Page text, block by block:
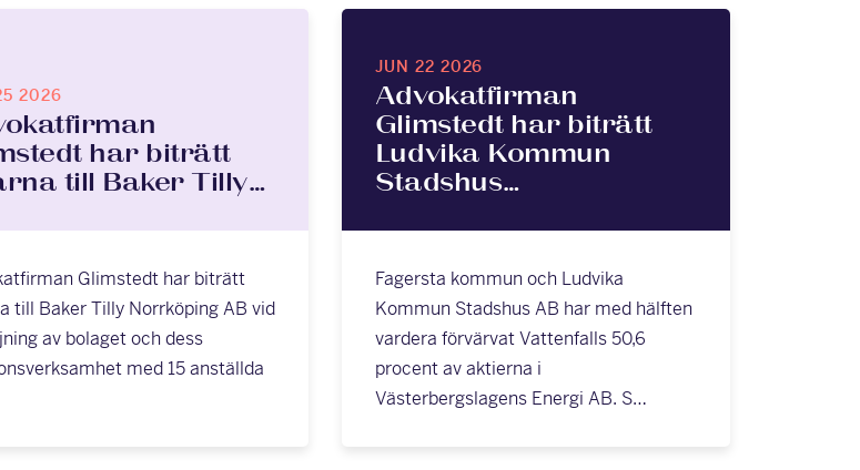
2026
har biträtt
till Baker Tilly…
Glimstedt har biträtt
till Baker Tilly Norrköping AB vid
av bolaget och dess
med 15 anställda
JUN 22 2026
Advokatfirman
Glimstedt har biträtt
Ludvika Kommun
Stadshus…
Fagersta kommun och Ludvika
Kommun Stadshus AB har med hälften
vardera förvärvat Vattenfalls 50,6
procent av aktierna i
Västerbergslagens Energi AB. S…